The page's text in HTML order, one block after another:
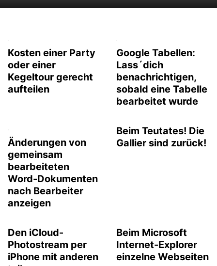
Kosten einer Party
oder einer
Kegeltour gerecht
aufteilen
Google Tabellen:
Lass´dich
benachrichtigen,
sobald eine Tabelle
bearbeitet wurde
Änderungen von
gemeinsam
bearbeiteten
Word-Dokumenten
nach Bearbeiter
anzeigen
Beim Teutates! Die
Gallier sind zurück!
Den iCloud-
Photostream per
iPhone mit anderen
Beim Microsoft
Internet-Explorer
einzelne Webseiten